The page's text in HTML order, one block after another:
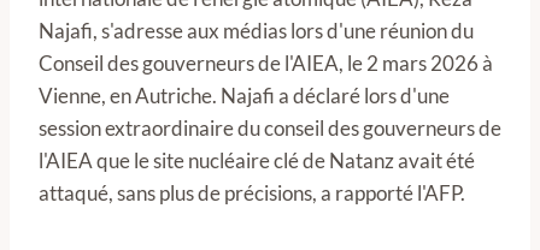
Najafi, s'adresse aux médias lors d'une réunion du
Conseil des gouverneurs de l'AIEA, le 2 mars 2026 à
Vienne, en Autriche. Najafi a déclaré lors d'une
session extraordinaire du conseil des gouverneurs de
l'AIEA que le site nucléaire clé de Natanz avait été
attaqué, sans plus de précisions, a rapporté l'AFP.